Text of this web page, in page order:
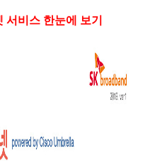
비스 한눈에 보기